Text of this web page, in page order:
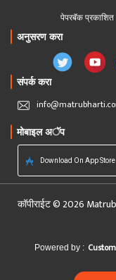
पेपरबॅक प्रकाशित
अनुसरण करा
संपर्क करा
मोबाइल अॅप
Download On App Store
कॉपीराईट © 2026
Powered by :